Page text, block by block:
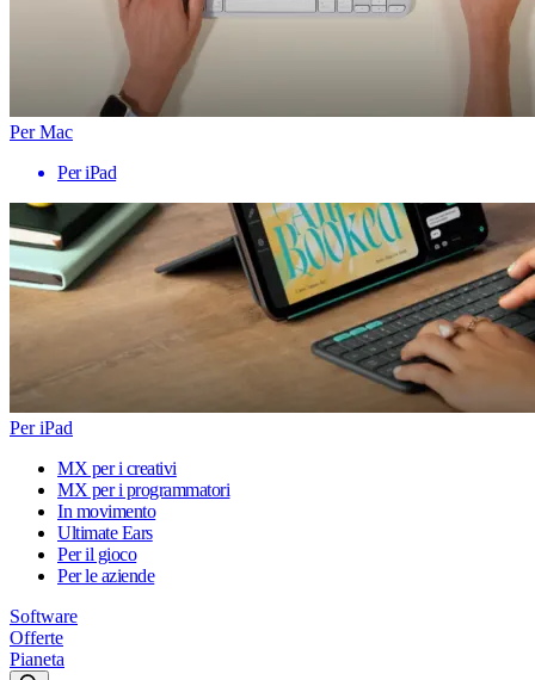
Per Mac
Per iPad
Per iPad
MX per i creativi
MX per i programmatori
In movimento
Ultimate Ears
Per il gioco
Per le aziende
Software
Offerte
Pianeta